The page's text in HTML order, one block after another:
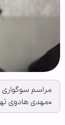
مراسم سوگواری
«مهدی هادوی